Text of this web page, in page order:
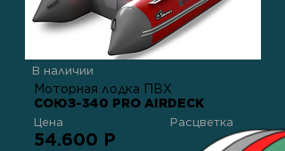
В наличии
Моторная лодка ПВХ
СОЮЗ-340 PRO AIRDECK
Цена Расцветка
54.600 Р